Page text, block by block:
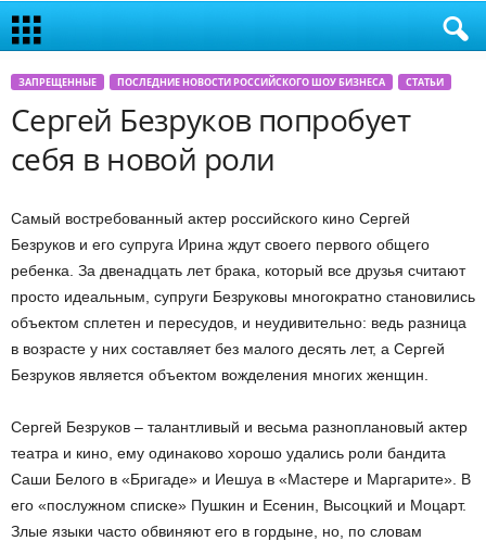
ЗАПРЕЩЕННЫЕ ПОСЛЕДНИЕ НОВОСТИ РОССИЙСКОГО ШОУ БИЗНЕСА СТАТЬИ
Сергей Безруков попробует
себя в новой роли
Самый востребованный актер российского кино Сергей
Безруков и его супруга Ирина ждут своего первого общего
ребенка. За двенадцать лет брака, который все друзья считают
просто идеальным, супруги Безруковы многократно становились
объектом сплетен и пересудов, и неудивительно: ведь разница
в возрасте у них составляет без малого десять лет, а Сергей
Безруков является объектом вожделения многих женщин.
Сергей Безруков – талантливый и весьма разноплановый актер
театра и кино, ему одинаково хорошо удались роли бандита
Саши Белого в «Бригаде» и Иешуа в «Мастере и Маргарите». В
его «послужном списке» Пушкин и Есенин, Высоцкий и Моцарт.
Злые языки часто обвиняют его в гордыне, но, по словам